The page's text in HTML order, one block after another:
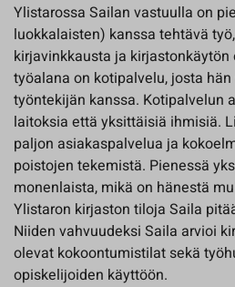
Ylistarossa Sailan vastuulla on
luokkalaisten) kanssa tehtävä
kirjavinkkausta ja kirjastonkäytön
työalana on kotipalvelu, josta
työntekijän kanssa. Kotipalvelun
laitoksia että yksittäisiä ihmisiä.
paljon asiakaspalvelua ja
poistojen tekemistä. Pienessä
monenlaista, mikä on hänestä
Ylistaron kirjaston tiloja Saila
Niiden vahvuudeksi Saila arvioi
olevat kokoontumistilat sekä
opiskelijoiden käyttöön.